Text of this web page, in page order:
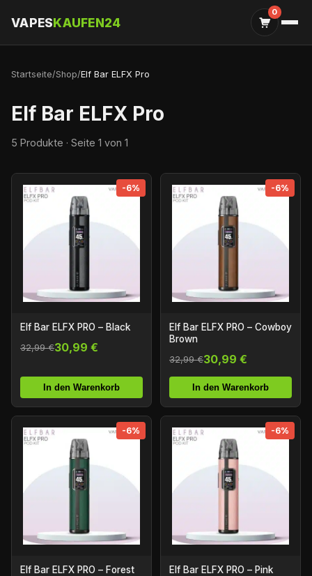
VAPESKAUFEN24
0
Startseite/Shop/Elf Bar ELFX Pro
Elf Bar ELFX Pro
5 Produkte · Seite 1 von 1
-6%
Elf Bar ELFX PRO – Black
32,99 €30,99 €
In den Warenkorb
-6%
Elf Bar ELFX PRO – Cowboy
Brown
32,99 €30,99 €
In den Warenkorb
-6%
Elf Bar ELFX PRO – Forest
-6%
Elf Bar ELFX PRO – Pink